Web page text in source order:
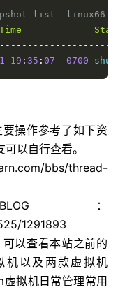
list  linux66
Time
19 : 35 : 07 -0700
操作参考了如下资
以自行查看。
bbs/thread-
：
1291893
以查看本站之前的
机以及两款虚拟机
拟机日常管理常用